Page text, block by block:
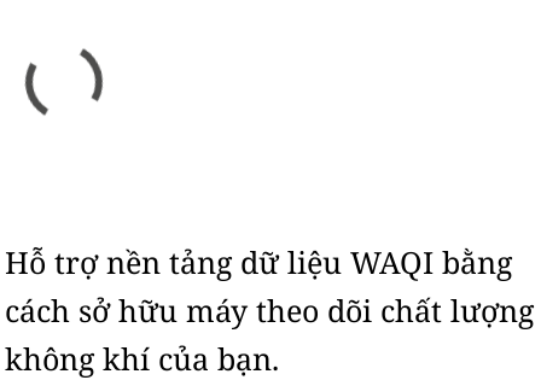
Hỗ trợ nền tảng dữ liệu WAQI bằng
cách sở hữu máy theo dõi chất lượng
không khí của bạn.